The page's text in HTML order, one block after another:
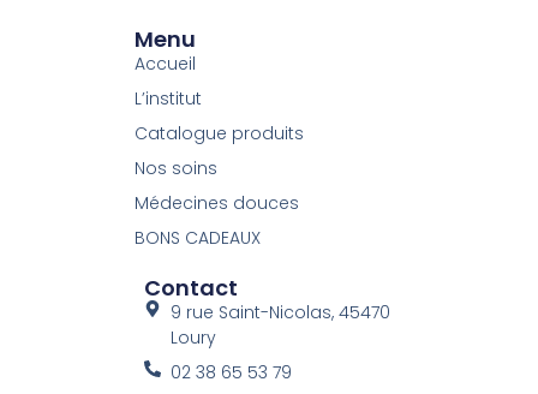
Menu
Accueil
L’institut
Catalogue produits
Nos soins
Médecines douces
BONS CADEAUX
Contact
9 rue Saint-Nicolas, 45470
Loury
02 38 65 53 79